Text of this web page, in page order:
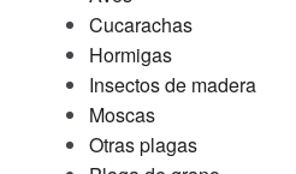
Cucarachas
Hormigas
Insectos de madera
Moscas
Otras plagas